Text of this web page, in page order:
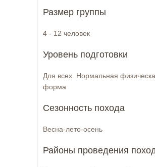
Размер группы
4 - 12 человек
Уровень подготовки
Для всех. Нормальная
форма
Сезонность похода
Весна-лето-осень
Районы проведения